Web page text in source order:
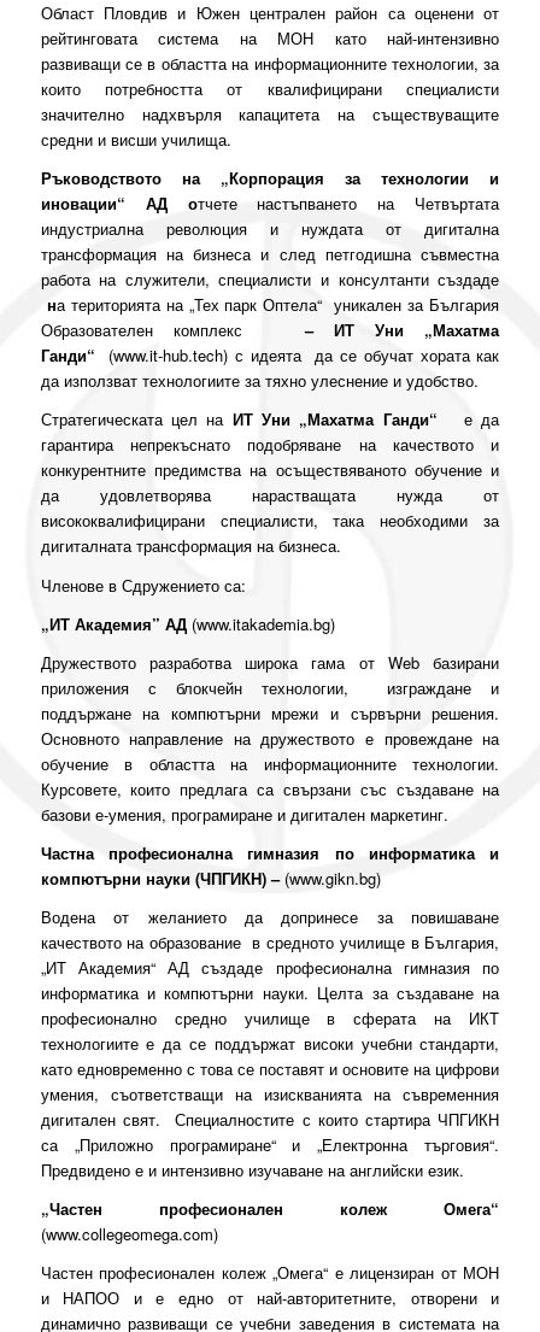
Област Пловдив и Южен централен район са оценени от
рейтинговата система на МОН като най-интензивно
развиващи се в областта на информационните технологии, за
коитопотребността от квалифицирани специалисти
значително надхвърля капацитета на съществуващите
средни и висши училища.
Ръководството на „Корпорация за технологии и
иновации“ АД отчете настъпването на Четвъртата
индустриална революция и нуждата от дигитална
трансформация на бизнеса и след петгодишна съвместна
работа на служители, специалисти и консултанти създаде
на територията на „Тех парк Оптела“ уникален за България
Образователен комплекс– ИТ Уни „Махатма
Ганди“
(www.it-hub.tech) с идеята да се обучат хората как
да използват технологиите за тяхно улеснение и удобство.
Стратегическата цел наИТ Уни „Махатма Ганди“е да
гарантира непрекъснато подобряване на качеството и
конкурентните предимства на осъществяваното обучение и
да удовлетворява нарастващата нужда от
висококвалифицирани специалисти, така необходими за
дигиталната трансформация на бизнеса.
Членове в Сдружението са:
„ИТ Академия” АД(www.itakademia.bg)
Дружеството разработва широка гама от Web базирани
приложения с блокчейн технологии, изграждане и
поддържане на компютърни мрежи и сървърни решения.
Основното направление на дружеството е провеждане на
обучение в областта на информационните технологии.
Курсовете, които предлага са свързани със създаване на
базови е-умения, програмиране и дигитален маркетинг.
Частна професионална гимназия по информатика и
компютърни науки (ЧПГИКН)– (www.gikn.bg)
Водена от желанието да допринесе за повишаване
качеството на образование в средното училище в България,
„ИТ Академия“ АД създаде професионална гимназия по
информатика и компютърни науки. Целта за създаване на
професионално средно училище в сферата на ИКТ
технологиите е да се поддържат високи учебни стандарти,
като едновременно с това се поставят и основите на цифрови
умения, съответстващи на изискванията на съвременния
дигитален свят. Специалностите с които стартира ЧПГИКН
са „Приложно програмиране“ и „Електронна търговия“.
Предвидено е и интензивно изучаване на английски език.
„Частен професионален колеж Омега“
(www.collegeomega.com)
Частен професионален колеж „Омега“ е лицензиран от МОН
и НАПОО и е едно от най-авторитетните, отворени и
динамично развиващи се учебни заведения в системата на